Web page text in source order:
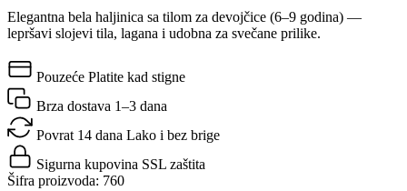
Elegantna bela haljinica sa tilom za devojčice (6–9 godina) —
lepršavi slojevi tila, lagana i udobna za svečane prilike.
Pouzeće Platite kad stigne
Brza dostava 1–3 dana
Povrat 14 dana Lako i bez brige
Sigurna kupovina SSL zaštita
Šifra proizvoda: 760